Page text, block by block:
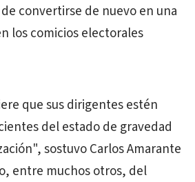
convertirse de nuevo en una
los comicios electorales
que sus dirigentes estén
del estado de gravedad
sostuvo Carlos Amarante
entre muchos otros, del